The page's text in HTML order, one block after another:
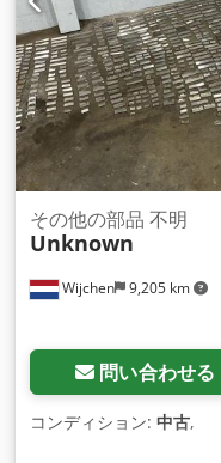
Wijchen 9,205 km
その他の部品 不明
Unknown
問い合わせる
コンディション: 中古,